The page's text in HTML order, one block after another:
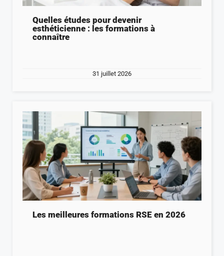
Quelles études pour devenir
esthéticienne : les formations à
connaître
31 juillet 2026
Les meilleures formations RSE en 2026